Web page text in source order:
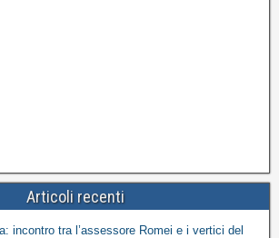
Articoli recenti
incontro tra l’assessore Romei e i vertici del